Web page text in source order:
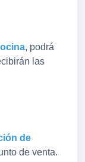
, podrá
las
de
de venta.